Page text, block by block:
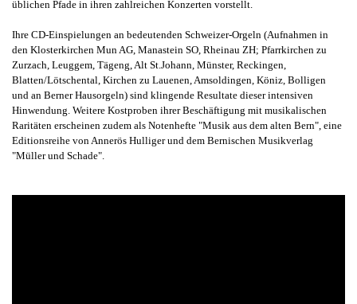
üblichen Pfade in ihren zahlreichen Konzerten vorstellt.
Ihre CD-Einspielungen an bedeutenden Schweizer-Orgeln (Aufnahmen in
den Klosterkirchen Mun AG, Manastein SO, Rheinau ZH; Pfarrkirchen zu
Zurzach, Leuggem, Tägeng, Alt St.Johann, Münster, Reckingen,
Blatten/Lötschental, Kirchen zu Lauenen, Amsoldingen, Köniz, Bolligen
und an Berner Hausorgeln) sind klingende Resultate dieser intensiven
Hinwendung. Weitere Kostproben ihrer Beschäftigung mit musikalischen
Raritäten erscheinen zudem als Notenhefte "Musik aus dem alten Bern", eine
Editionsreihe von Annerös Hulliger und dem Bernischen Musikverlag
"Müller und Schade".